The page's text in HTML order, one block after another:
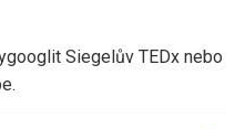
Siegelův TEDx nebo